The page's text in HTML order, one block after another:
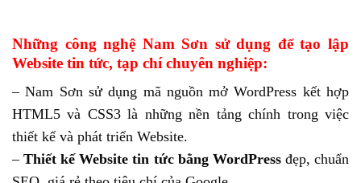
Những công nghệ Nam Sơn sử dụng để tạo lập
Website tin tức, tạp chí chuyên nghiệp:
– Nam Sơn sử dụng mã nguồn mở WordPress kết hợp
HTML5 và CSS3 là những nền tảng chính trong việc
thiết kế và phát triển Website.
–Thiết kế Website tin tức bằng WordPressđẹp, chuẩn